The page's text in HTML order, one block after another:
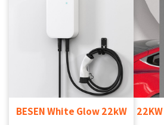
BESEN White Glow 22kW